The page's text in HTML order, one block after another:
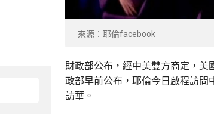
來源：耶倫facebook
財政部公布，經中美雙方商定，
政部早前公布，耶倫今日啟程訪問
訪華。